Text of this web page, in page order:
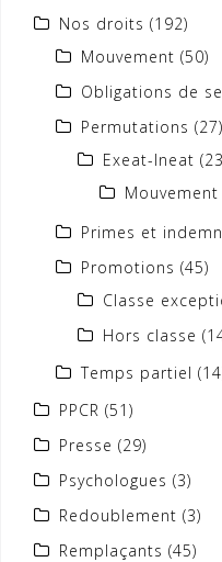
Nos droits (192)
Mouvement (50)
Obligations de
Permutations (27)
Exeat-Ineat
Primes et
Promotions (45)
Classe
Hors classe
Temps partiel
PPCR (51)
Presse (29)
Psychologues (3)
Redoublement (3)
Remplaçants (45)